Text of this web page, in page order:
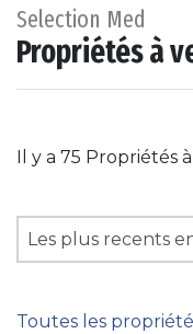
Selection Med
Propriétés à
Il y a 75 Propriétés
Les plus recents
Toutes les